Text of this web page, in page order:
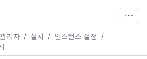
리자 / 설치 / 인스턴스 설정
/